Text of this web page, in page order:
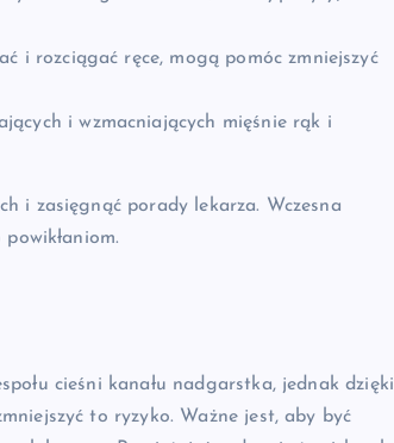
i rozciągać ręce, mogą pomóc zmniejszyć
i wzmacniających mięśnie rąk i
i zasięgnąć porady lekarza. Wczesna
cieśni kanału nadgarstka, jednak dzięki
to ryzyko. Ważne jest, aby być